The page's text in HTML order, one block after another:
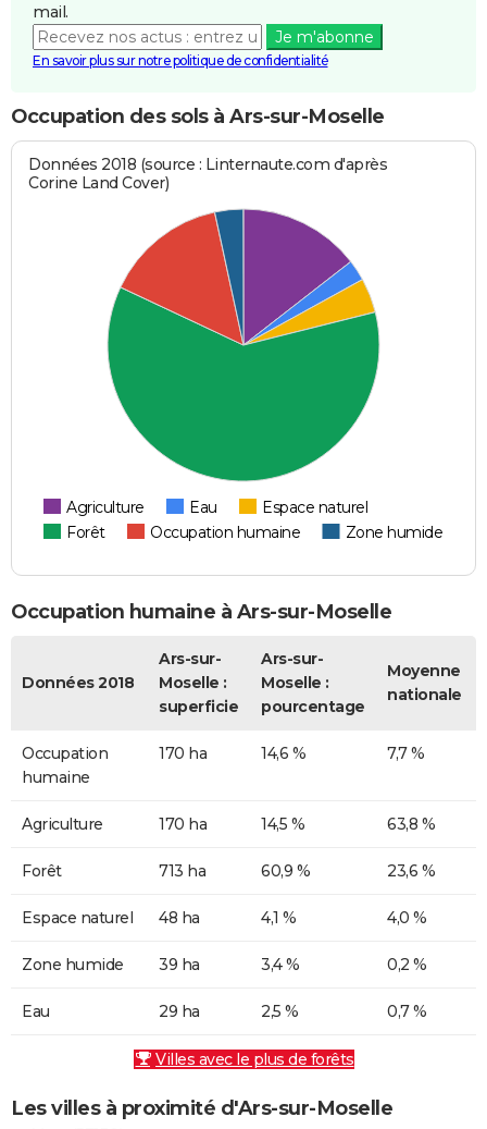
mail.
Je m'abonne
En savoir plus sur notre politique de confidentialité
Occupation des sols à Ars-sur-Moselle
Données 2018 (source : Linternaute.com d'après
Corine Land Cover)
Agriculture Eau
Espace naturel
Forêt
Occupation humaine Zone humide
Occupation humaine à Ars-sur-Moselle
Données 2018
Ars-sur-
Moselle :
superficie
Ars-sur-
Moselle :
pourcentage
Moyenne
nationale
Occupation
humaine
170 ha 14,6 % 7,7 %
Agriculture 170 ha 14,5 % 63,8 %
Forêt 713 ha 60,9 % 23,6 %
Espace naturel 48 ha 4,1 % 4,0 %
Zone humide 39 ha 3,4 % 0,2 %
Eau 29 ha 2,5 % 0,7 %
Villes avec le plus de forêts
Les villes à proximité d'Ars-sur-Moselle